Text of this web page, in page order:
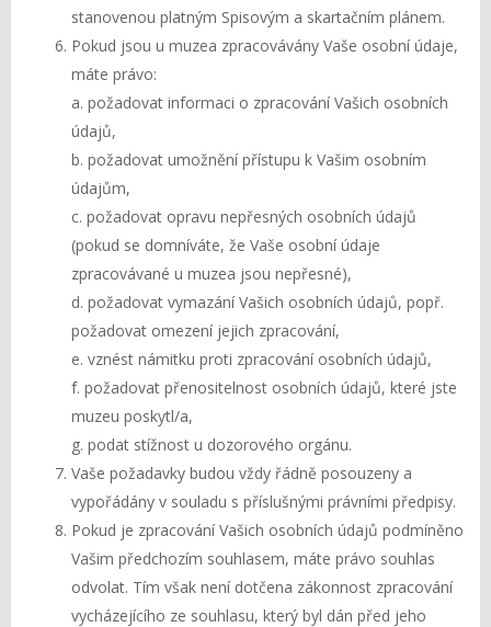
stanovenou platným Spisovým a skartačním plánem.
Pokud jsou u muzea zpracovávány Vaše osobní údaje,
máte právo:
a. požadovat informaci o zpracování Vašich osobních
údajů,
b. požadovat umožnění přístupu k Vašim osobním
údajům,
c. požadovat opravu nepřesných osobních údajů
(pokud se domníváte, že Vaše osobní údaje
zpracovávané u muzea jsou nepřesné),
d. požadovat vymazání Vašich osobních údajů, popř.
požadovat omezení jejich zpracování,
e. vznést námitku proti zpracování osobních údajů,
f. požadovat přenositelnost osobních údajů, které jste
muzeu poskytl/a,
g. podat stížnost u dozorového orgánu.
Vaše požadavky budou vždy řádně posouzeny a
vypořádány v souladu s příslušnými právními předpisy.
Pokud je zpracování Vašich osobních údajů podmíněno
Vašim předchozím souhlasem, máte právo souhlas
odvolat. Tím však není dotčena zákonnost zpracování
vycházejícího ze souhlasu, který byl dán před jeho